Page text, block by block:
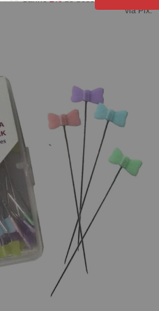
via Pix.